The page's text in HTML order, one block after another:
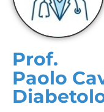
Prof.
Paolo